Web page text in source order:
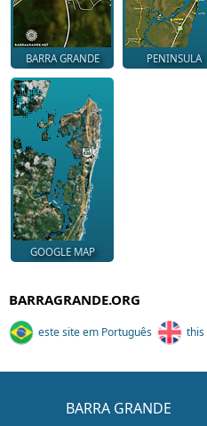
BARRA GRANDE PENINSULA
GOOGLE MAP
BARRAGRANDE.ORG
este site em Português this
BARRA GRANDE